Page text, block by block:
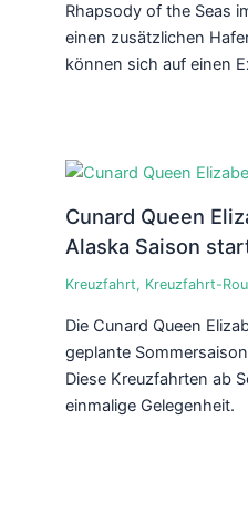
Rhapsody of the Seas
einen zusätzlichen
können sich auf einen
Cunard Queen
Alaska Saison
Kreuzfahrt, Kreuzfahrt-
Die Cunard Queen
geplante
Diese Kreuzfahrten ab
einmalige Gelegenheit.